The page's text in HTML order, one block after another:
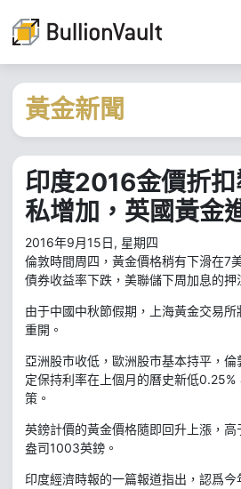
黃金新聞
印度2016金價折
私增加，英國黃金
2016年9月15日, 星期四
倫敦時間周四，黃金價格稍有下滑在7
債券收益率下跌，美聯儲下周加息的押
由于中國中秋節假期，上海黃金交易
重開。
亞洲股市收低，歐洲股市基本持平，
定保持利率在上個月的曆史新低0.25%
策。
英鎊計價的黃金價格隨即回升上漲，
盎司1003英鎊。
印度經濟時報的一篇報道指出，認爲